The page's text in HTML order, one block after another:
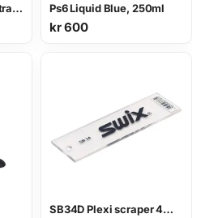
Performance Glove Strap Wedge Ps6 Liquid Blue, 250ml
kr600
SB34D Plexi scraper 4mm snowboard